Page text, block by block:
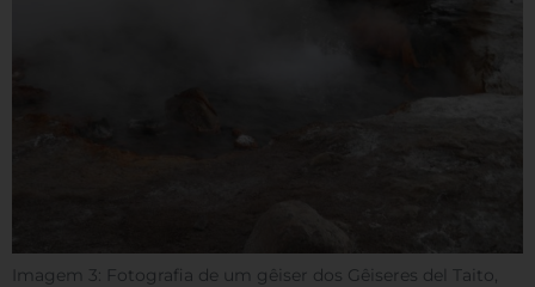
Imagem 3: Fotografia de um gêiser dos Gêiseres del Taito,